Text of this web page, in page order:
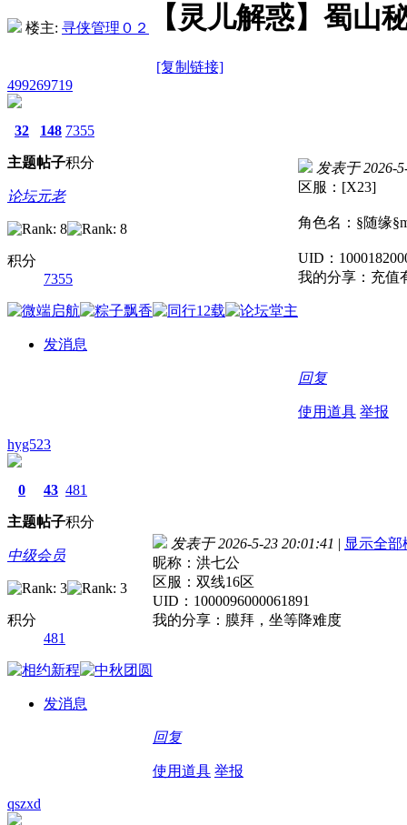
楼主: 寻侠管理０２ 【灵儿解惑】蜀山
[复制链接]
499269719
32
主题
148
帖子
7355
积分
论坛元老
积分
7355
发消息
发表于 2026-
区服：[X23]
角色名：§随缘
UID：
我的分享：充值
回复
使用道具 举报
hyg523
0
主题
43
帖子
481
积分
中级会员
积分
481
发消息
发表于 2026-5-23 20:01:41 | 显示全部
昵称：洪七公
区服：双线16区
UID：1000096000061891
我的分享：膜拜，坐等降难度
回复
使用道具 举报
qszxd